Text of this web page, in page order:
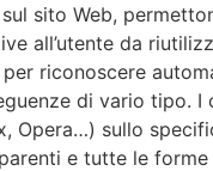
sito Web,
all’utente da
riconoscere
di vario tipo.
Opera…) sullo
e tutte le